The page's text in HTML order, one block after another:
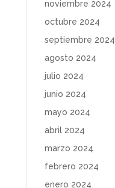
noviembre 2024
octubre 2024
septiembre 2024
agosto 2024
julio 2024
junio 2024
mayo 2024
abril 2024
marzo 2024
febrero 2024
enero 2024